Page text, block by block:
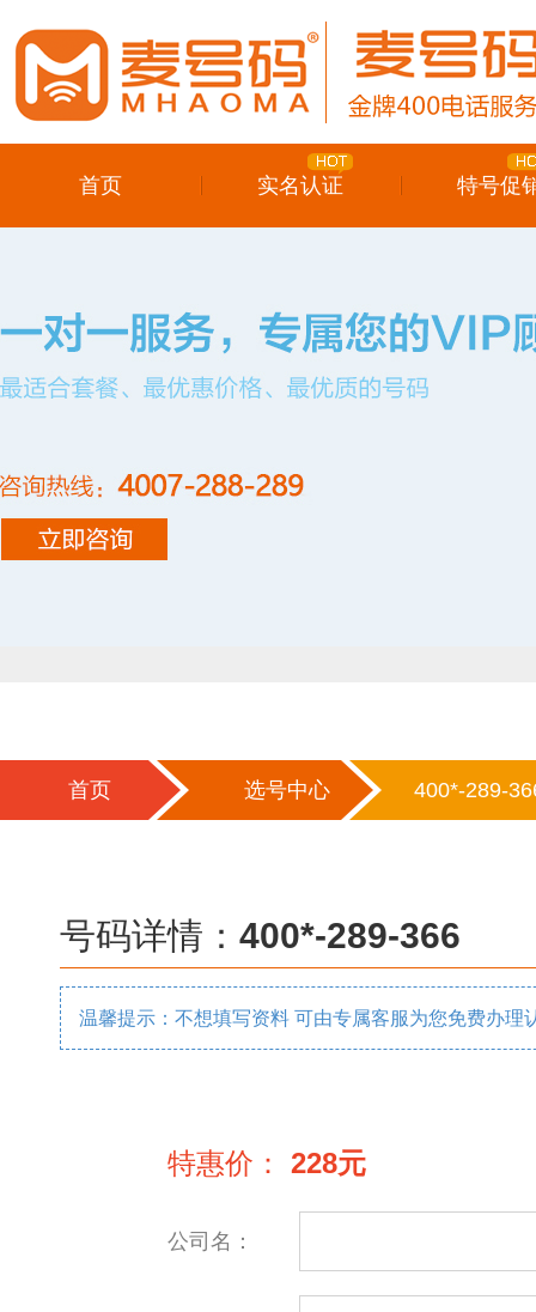
首页 实名认证 特号促
首页 选号中心 400*-289-
号码详情： 400*-289-366
温馨提示：不想填写资料 可由专属客服为您免费办理
特惠价： 228元
公司名：